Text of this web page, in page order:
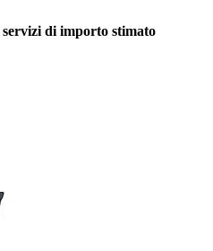
di importo stimato